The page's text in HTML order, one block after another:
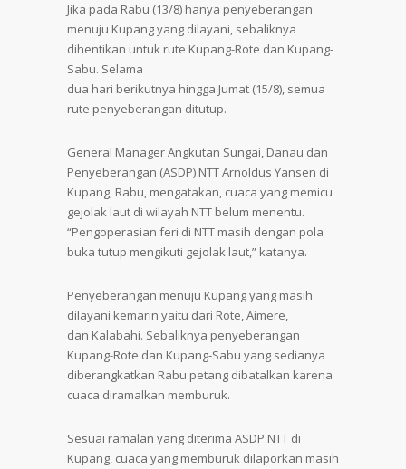
Jika pada Rabu (13/8) hanya penyeberangan
menuju Kupang yang dilayani, sebaliknya
dihentikan untuk rute Kupang-Rote dan Kupang-
Sabu. Selama
dua hari berikutnya hingga Jumat (15/8), semua
rute penyeberangan ditutup.
General Manager Angkutan Sungai, Danau dan
Penyeberangan (ASDP) NTT Arnoldus Yansen di
Kupang, Rabu, mengatakan, cuaca yang memicu
gejolak laut di wilayah NTT belum menentu.
“Pengoperasian feri di NTT masih dengan pola
buka tutup mengikuti gejolak laut,” katanya.
Penyeberangan menuju Kupang yang masih
dilayani kemarin yaitu dari Rote, Aimere,
dan Kalabahi. Sebaliknya penyeberangan
Kupang-Rote dan Kupang-Sabu yang sedianya
diberangkatkan Rabu petang dibatalkan karena
cuaca diramalkan memburuk.
Sesuai ramalan yang diterima ASDP NTT di
Kupang, cuaca yang memburuk dilaporkan masih